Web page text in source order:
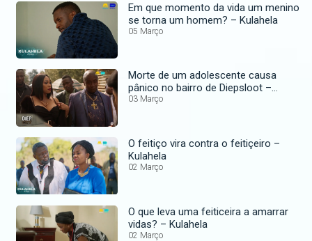
Em que momento da vida um menino
se torna um homem? – Kulahela
05 Março
Morte de um adolescente causa
pânico no bairro de Diepsloot –
DiepCity
03 Março
O feitiço vira contra o feitiçeiro –
Kulahela
02 Março
O que leva uma feiticeira a amarrar
vidas? – Kulahela
02 Março